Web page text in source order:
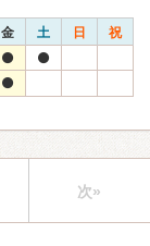
金 土 日 祝
次»